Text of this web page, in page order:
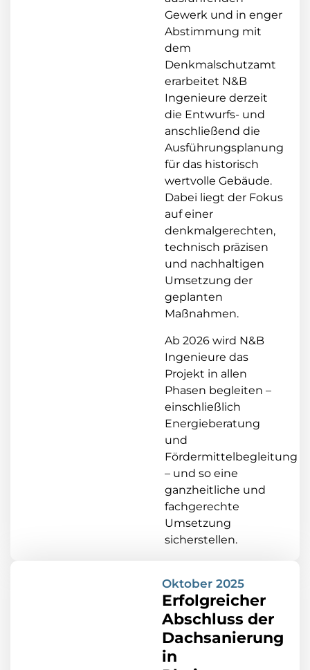
Gewerk und in enger
Abstimmung mit
dem
Denkmalschutzamt
erarbeitet N&B
Ingenieure derzeit
die Entwurfs- und
anschließend die
Ausführungsplanung
für das historisch
wertvolle Gebäude.
Dabei liegt der Fokus
auf einer
denkmalgerechten,
technisch präzisen
und nachhaltigen
Umsetzung der
geplanten
Maßnahmen.
Ab 2026 wird N&B
Ingenieure das
Projekt in allen
Phasen begleiten –
einschließlich
Energieberatung
und
Fördermittelbegleitung
– und so eine
ganzheitliche und
fachgerechte
Umsetzung
sicherstellen.
Oktober 2025
Erfolgreicher
Abschluss der
Dachsanierung
in